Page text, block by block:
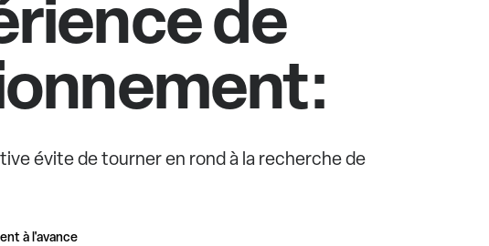
de
évite de tourner en rond à la recherche de
à l'avance